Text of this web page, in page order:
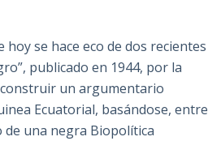
se hace eco de dos recientes
publicado en 1944, por la
construir un argumentario
Ecuatorial, basándose, entre
de una negra Biopolítica